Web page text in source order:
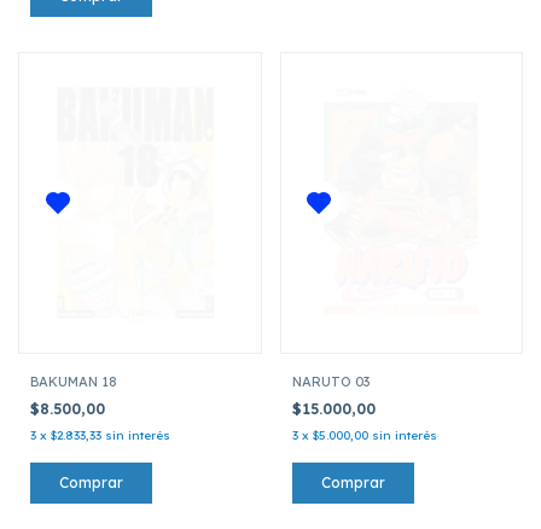
BAKUMAN 18
$8.500,00
3 x $2.833,33 sin interés
NARUTO 03
$15.000,00
3 x $5.000,00 sin interés